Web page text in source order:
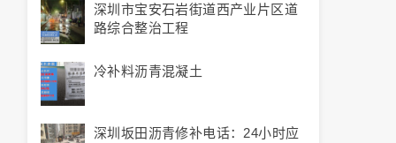
深圳市宝安石岩街道西产业片区道
路综合整治工程
冷补料沥青混凝土
深圳坂田沥青修补电话：24小时应